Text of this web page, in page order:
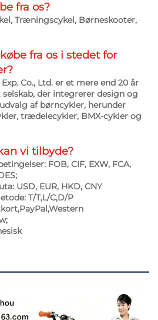
fra os?
Træningscykel, Børneskooter,
fra os i stedet for
Co., Ltd. er et mere end 20 år
der integrerer design og
af børncykler, herunder
trædelecykler, BMX-cykler og
vi tilbyde?
FOB, CIF, EXW, FCA,
USD, EUR, HKD, CNY
T/T,L/C,D/P